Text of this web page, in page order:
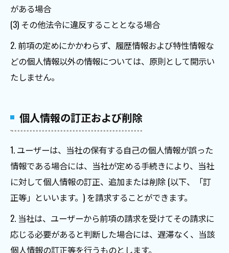
がある場合
(3) その他法令に違反することとなる場合
2. 前項の定めにかかわらず、履歴情報および特性情報な
どの個人情報以外の情報については、原則として開示い
たしません。
個人情報の訂正および削除
1. ユーザーは、当社の保有する自己の個人情報が誤った
情報である場合には、当社が定める手続きにより、当社
に対して個人情報の訂正、追加または削除 (以下、「訂
正等」といいます。) を請求することができます。
2. 当社は、ユーザーから前項の請求を受けてその請求に
応じる必要があると判断した場合には、遅滞なく、当該
個人情報の訂正等を行うものとします。